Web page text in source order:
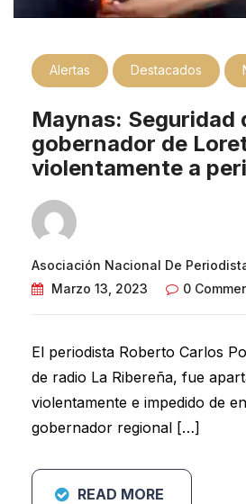
Alertas Destacados
Maynas: Seguridad
gobernador de
violentamente a
Asociación Nacional De
Marzo 13, 2023
0
El periodista Roberto Carlos
de radio La Ribereña, fue
violentamente e impedido de
gobernador regional […]
READ MORE